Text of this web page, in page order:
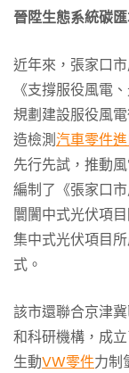
晉陞生態系統碳
近年來，張家口
《支撐服役風電
規劃建設服役風
造檢測汽車零件
先行先試，推動
編制了《張家口
闤闠中式光伏項
集中式光伏項目
式。
該市還聯合京津
和科研機構，成
生動VW零件力制